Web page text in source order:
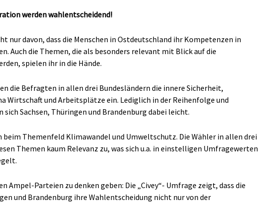
werden wahlentscheidend!
nur davon, dass die Menschen in Ostdeutschland ihr Kompetenzen in
Auch die Themen, die als besonders relevant mit Blick auf die
spielen ihr in die Hände.
die Befragten in allen drei Bundesländern die innere Sicherheit,
Wirtschaft und Arbeitsplätze ein. Lediglich in der Reihenfolge und
sich Sachsen, Thüringen und Brandenburg dabei leicht.
beim Themenfeld Klimawandel und Umweltschutz. Die Wähler in allen drei
Themen kaum Relevanz zu, was sich u.a. in einstelligen Umfragewerten
Ampel-Parteien zu denken geben: Die „Civey“- Umfrage zeigt, dass die
und Brandenburg ihre Wahlentscheidung nicht nur von der